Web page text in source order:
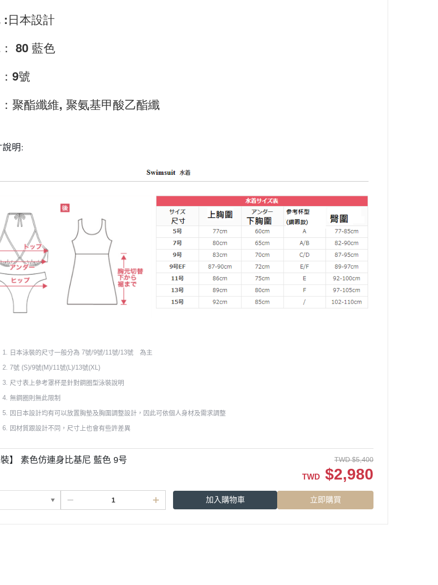
日本設計
80 藍色
9號
聚酯纖維, 聚氨基甲酸乙酯纖
明:
日本泳裝的尺寸一般分為 7號/9號/11號/13號 為主
7號 (S)/9號(M)/11號(L)/13號(XL)
尺寸表上參考罩杯是針對鋼圈型泳裝說明
無鋼圈則無此限制
因日本設計均有可以放置胸墊及胸圍調整設計，因此可依個人身材及需求調整
因材質跟設計不同，尺寸上也會有些許差異
】 素色仿連身比基尼 藍色 9号 TWD $5,400
TWD $2,980
加入購物車 立即購買